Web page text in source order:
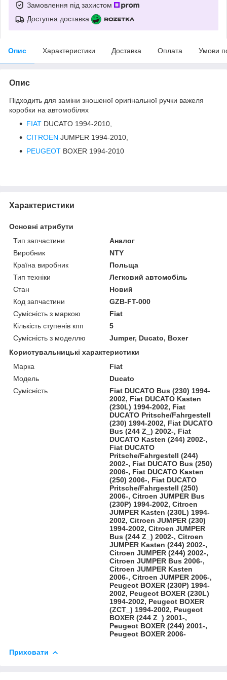
Замовлення під захистом
Доступна доставка
Опис Характеристики Доставка Оплата Умови
Опис
Підходить для заміни зношеної оригінальної ручки важеля
коробки на автомобілях
FIAT DUCATO 1994-2010,
CITROEN JUMPER 1994-2010,
PEUGEOT BOXER 1994-2010
Характеристики
Основні атрибути
Тип запчастини
Аналог
Виробник
NTY
Країна виробник
Польща
Тип техніки
Легковий автомобіль
Стан
Новий
Код запчастини
GZB-FT-000
Сумісність з маркою
Fiat
Кількість ступенів кпп
5
Сумісність з моделлю
Jumper, Ducato, Boxer
Користувальницькі характеристики
Марка
Fiat
Модель
Ducato
Сумісність
Fiat DUCATO Bus (230) 1994-
2002, Fiat DUCATO Kasten
(230L) 1994-2002, Fiat
DUCATO Pritsche/Fahrgestell
(230) 1994-2002, Fiat DUCATO
Bus (244 Z_) 2002-, Fiat
DUCATO Kasten (244) 2002-,
Fiat DUCATO
Pritsche/Fahrgestell (244)
2002-, Fiat DUCATO Bus (250)
2006-, Fiat DUCATO Kasten
(250) 2006-, Fiat DUCATO
Pritsche/Fahrgestell (250)
2006-, Citroen JUMPER Bus
(230P) 1994-2002, Citroen
JUMPER Kasten (230L) 1994-
2002, Citroen JUMPER (230)
1994-2002, Citroen JUMPER
Bus (244 Z_) 2002-, Citroen
JUMPER Kasten (244) 2002-,
Citroen JUMPER (244) 2002-,
Citroen JUMPER Bus 2006-,
Citroen JUMPER Kasten
2006-, Citroen JUMPER 2006-,
Peugeot BOXER (230P) 1994-
2002, Peugeot BOXER (230L)
1994-2002, Peugeot BOXER
(ZCT_) 1994-2002, Peugeot
BOXER (244 Z_) 2001-,
Peugeot BOXER (244) 2001-,
Peugeot BOXER 2006-
Приховати